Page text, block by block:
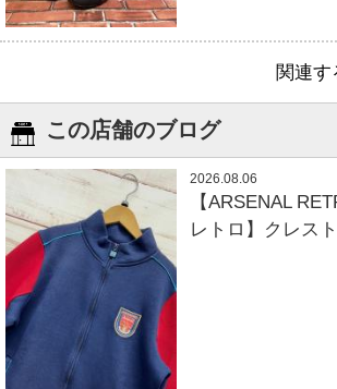
関連す
この店舗のブログ
2026.08.06
【ARSENAL
レトロ】クレス